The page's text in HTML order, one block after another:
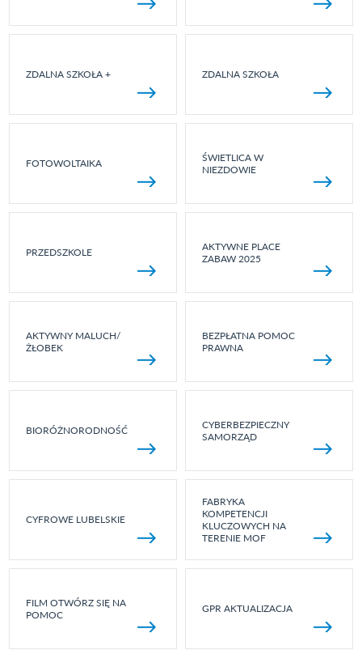
ZDALNA SZKOŁA + ZDALNA SZKOŁA
FOTOWOLTAIKA
ŚWIETLICA W
NIEZDOWIE
PRZEDSZKOLE
AKTYWNE PLACE
ZABAW 2025
AKTYWNY MALUCH/
ŻŁOBEK
BEZPŁATNA POMOC
PRAWNA
BIORÓŻNORODNOŚĆ
CYBERBEZPIECZNY
SAMORZĄD
CYFROWE LUBELSKIE
FABRYKA
KOMPETENCJI
KLUCZOWYCH NA
TERENIE MOF
FILM OTWÓRZ SIĘ NA
POMOC
GPR AKTUALIZACJA